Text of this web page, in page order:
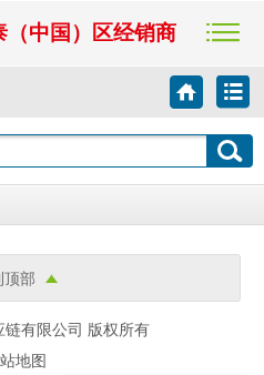
（中国）区经销商
顶部
链有限公司 版权所有
地图